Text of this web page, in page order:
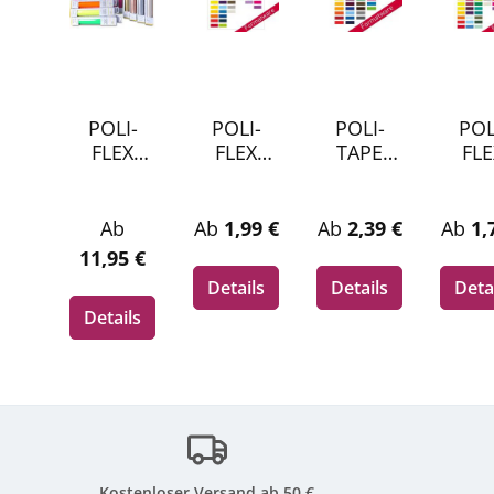
POLI-
FLEX
Iron-On
30,5 x
122 cm
Box
Serie
Regulärer Preis:
Ab
11,95 €
Details
POLI-
FLEX
are A4
Regulärer Preis:
Ab 1,99 €
Details
POLI-
TAPE
Flockfoli
Formatw
are A4
Regulärer Preis:
Ab 2,39 €
Details
are
Ab